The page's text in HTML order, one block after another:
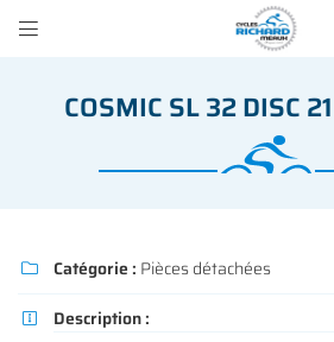

01 64 34 07 57
COSMIC SL 32 DISC
 Catégorie : Pièces détachées

Description :